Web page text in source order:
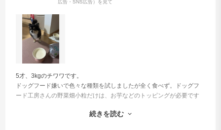
健康的な毛並み
食材由来のビタミンをバラン
毎日の食事を整えることで
広告・SNS広告）を見て
5才、3kgのチワワです。
ドッグフード嫌いで色々な種類を試しましたが全く食べず。ドッグフ
ード工房さんの野菜畑小粒だけは、お芋などのトッピングが必要です
少しふやかした状態が好みのようです。
続きを読む